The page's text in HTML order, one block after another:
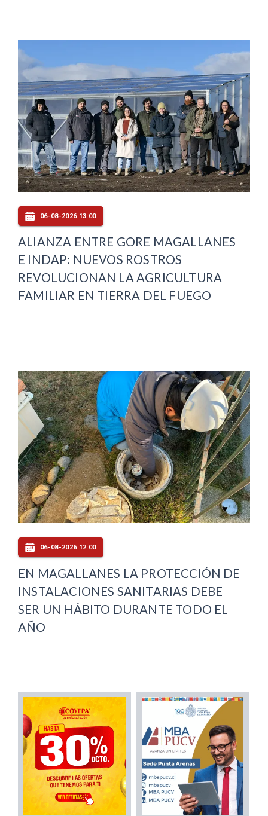
06-08-2026 13:00
ALIANZA ENTRE GORE MAGALLANES
E INDAP: NUEVOS ROSTROS
REVOLUCIONAN LA AGRICULTURA
FAMILIAR EN TIERRA DEL FUEGO
06-08-2026 12:00
EN MAGALLANES LA PROTECCIÓN DE
INSTALACIONES SANITARIAS DEBE
SER UN HÁBITO DURANTE TODO EL
AÑO